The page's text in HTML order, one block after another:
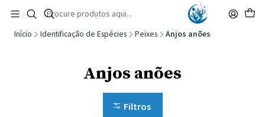
🚚 Portugal Continental: Portes Grátis desde 149,90€ (Envio extresso: 14,90€)
Ler mais
Início Identificação de Espécies Peixes Anjos anões
Anjos anões
Filtros